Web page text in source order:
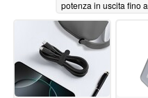
potenza in uscita fino a
240W11/06/2024